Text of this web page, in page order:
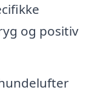
og positiv